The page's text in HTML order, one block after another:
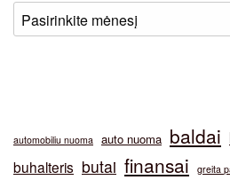
automobiliu nuoma auto nuoma baldai
buhalteris butai finansai greita